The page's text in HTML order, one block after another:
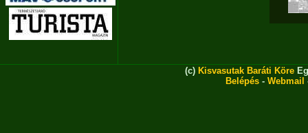
(c) Kisvasutak Baráti Köre
Belépés - Webmail